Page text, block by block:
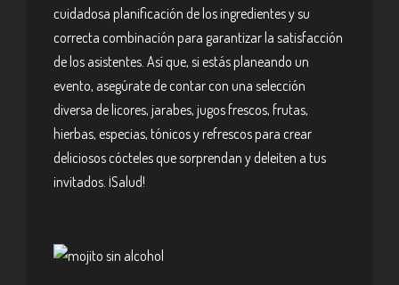
cuidadosa planificación de los ingredientes y su
correcta combinación para garantizar la satisfacción
de los asistentes. Así que, si estás planeando un
evento, asegúrate de contar con una selección
diversa de licores, jarabes, jugos frescos, frutas,
hierbas, especias, tónicos y refrescos para crear
deliciosos cócteles que sorprendan y deleiten a tus
invitados. ¡Salud!